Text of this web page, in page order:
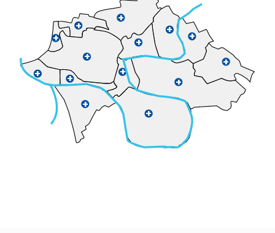
+
+
+
+
+
+
+
+
+
+
+
+
+
+